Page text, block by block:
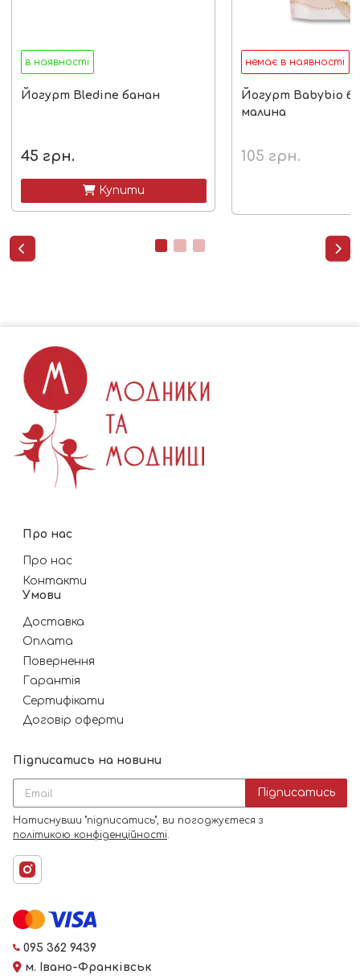
в наявності
Йогурт Bledine банан
45 грн.
 Купити
немає в наявності
Йогурт Babybio
малина
105 грн.
 
Про нас
Про нас
Контакти
Умови
Доставка
Оплата
Повернення
Гарантія
Сертифікати
Договір оферти
Підписатись на новини
Підписатись
Натиснувши "підписатись", ви погоджуєтеся з
політикою конфіденційності.
095 362 9439
м. Івано-Франківськ